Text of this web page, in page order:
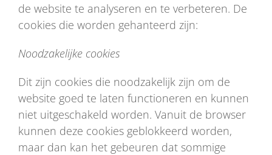
de website te analyseren en te verbeteren. De
cookies die worden gehanteerd zijn:
Noodzakelijke cookies
Dit zijn cookies die noodzakelijk zijn om de
website goed te laten functioneren en kunnen
niet uitgeschakeld worden. Vanuit de browser
kunnen deze cookies geblokkeerd worden,
maar dan kan het gebeuren dat sommige